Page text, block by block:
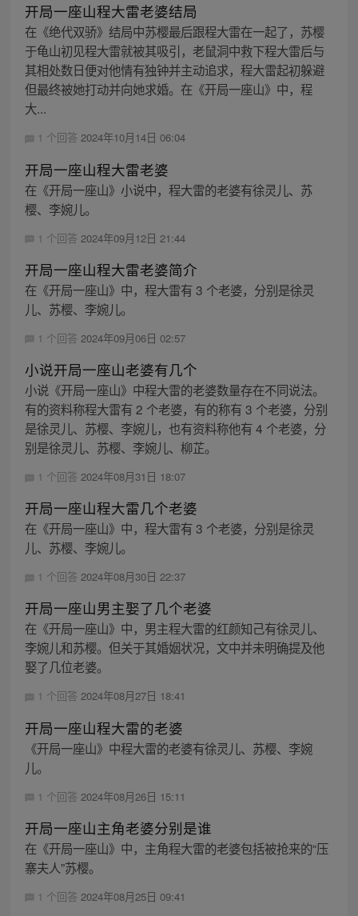
开局一座山程大雷老婆结局
在《绝代双骄》结局中苏樱最后跟程大雷在一起了，苏樱
于龟山初见程大雷就被其吸引，老鼠洞中救下程大雷后与
其相处数日便对他情有独钟并主动追求，程大雷起初躲避
但最终被她打动并向她求婚。在《开局一座山》中，程
大...
1 个回答 2024年10月14日 06:04
开局一座山程大雷老婆
在《开局一座山》小说中，程大雷的老婆有徐灵儿、苏
樱、李婉儿。
1 个回答 2024年09月12日 21:44
开局一座山程大雷老婆简介
在《开局一座山》中，程大雷有 3 个老婆，分别是徐灵
儿、苏樱、李婉儿。
1 个回答 2024年09月06日 02:57
小说开局一座山老婆有几个
小说《开局一座山》中程大雷的老婆数量存在不同说法。
有的资料称程大雷有 2 个老婆，有的称有 3 个老婆，分别
是徐灵儿、苏樱、李婉儿，也有资料称他有 4 个老婆，分
别是徐灵儿、苏樱、李婉儿、柳芷。
1 个回答 2024年08月31日 18:07
开局一座山程大雷几个老婆
在《开局一座山》中，程大雷有 3 个老婆，分别是徐灵
儿、苏樱、李婉儿。
1 个回答 2024年08月30日 22:37
开局一座山男主娶了几个老婆
在《开局一座山》中，男主程大雷的红颜知己有徐灵儿、
李婉儿和苏樱。但关于其婚姻状况，文中并未明确提及他
娶了几位老婆。
1 个回答 2024年08月27日 18:41
开局一座山程大雷的老婆
《开局一座山》中程大雷的老婆有徐灵儿、苏樱、李婉
儿。
1 个回答 2024年08月26日 15:11
开局一座山主角老婆分别是谁
在《开局一座山》中，主角程大雷的老婆包括被抢来的“压
寨夫人”苏樱。
1 个回答 2024年08月25日 09:41